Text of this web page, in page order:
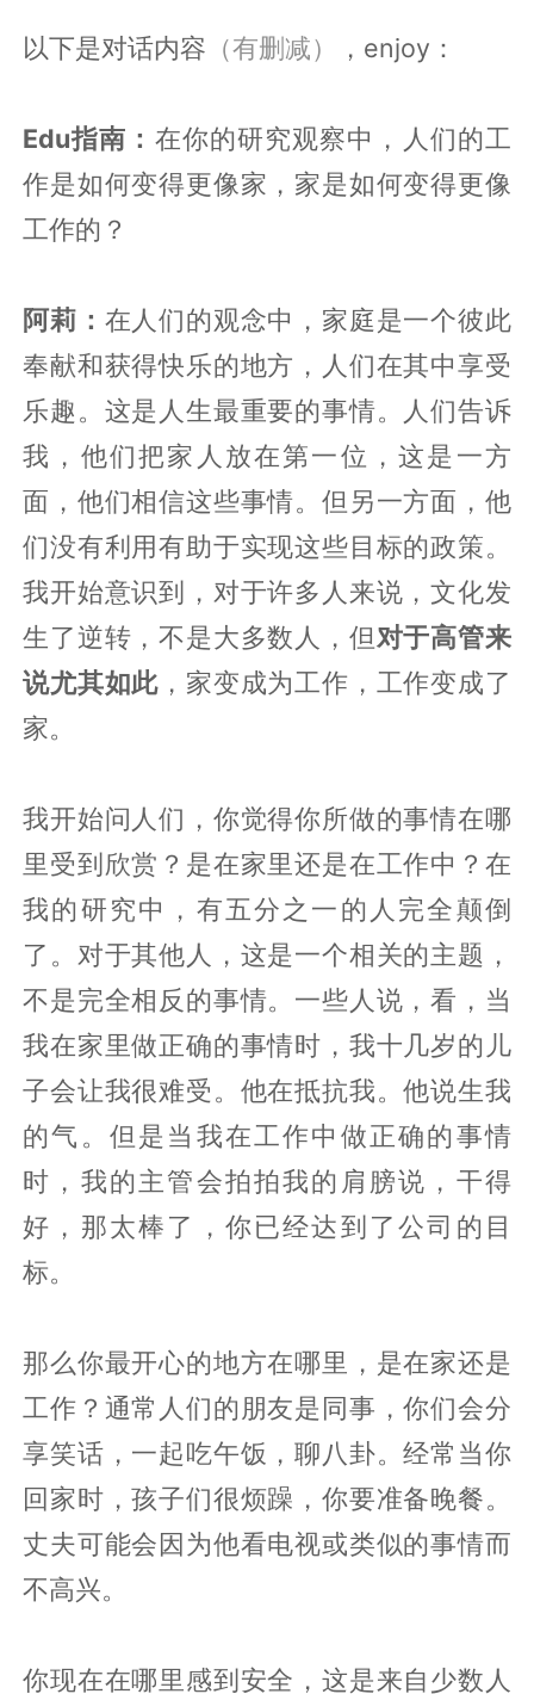
以下是对话内容 （有删减） ，enjoy：
Edu指南： 在你的研究观察中，人们的工
作是如何变得更像家，家是如何变得更像
工作的？
阿莉： 在人们的观念中，家庭是一个彼此
奉献和获得快乐的地方，人们在其中享受
乐趣。这是人生最重要的事情。人们告诉
我，他们把家人放在第一位，这是一方
面，他们相信这些事情。但另一方面，他
们没有利用有助于实现这些目标的政策。
我开始意识到，对于许多人来说，文化发
生了逆转，不是大多数人，但对于高管来
说尤其如此 ，家变成为工作，工作变成了
家。
我开始问人们，你觉得你所做的事情在哪
里受到欣赏？是在家里还是在工作中？在
我的研究中，有五分之一的人完全颠倒
了。对于其他人，这是一个相关的主题，
不是完全相反的事情。一些人说，看，当
我在家里做正确的事情时，我十几岁的儿
子会让我很难受。他在抵抗我。他说生我
的气。但是当我在工作中做正确的事情
时，我的主管会拍拍我的肩膀说，干得
好，那太棒了，你已经达到了公司的目
标。
那么你最开心的地方在哪里，是在家还是
工作？通常人们的朋友是同事，你们会分
享笑话，一起吃午饭，聊八卦。经常当你
回家时，孩子们很烦躁，你要准备晚餐。
丈夫可能会因为他看电视或类似的事情而
不高兴。
你现在在哪里感到安全，这是来自少数人